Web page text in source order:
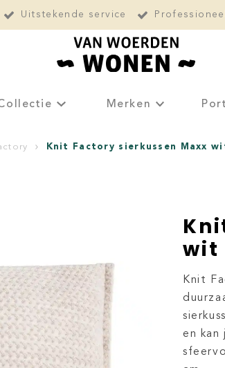
Uitstekende service
Merken
Knit Factory sierkussen Maxx
wit
Knit
en kan